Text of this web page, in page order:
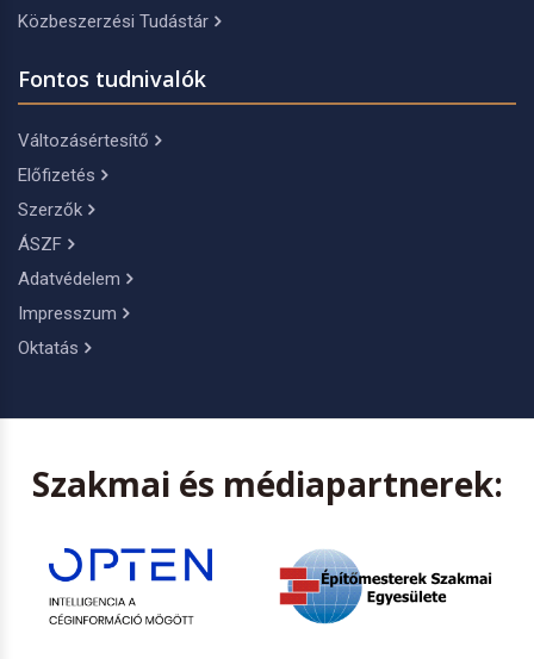
Közbeszerzési Tudástár
Fontos tudnivalók
Változásértesítő
Előfizetés
Szerzők
ÁSZF
Adatvédelem
Impresszum
Oktatás
Szakmai és médiapartnerek: